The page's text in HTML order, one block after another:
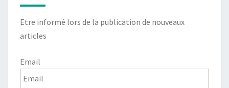
Etre informé lors de la publication de nouveaux
articles
Email